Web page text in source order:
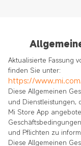
Aktualisierte Fassung
finden Sie unter:
https://
Diese Allgemeinen
und Dienstleistungen,
Mi Store App
und Pflichten zu
Diese Allgemeinen